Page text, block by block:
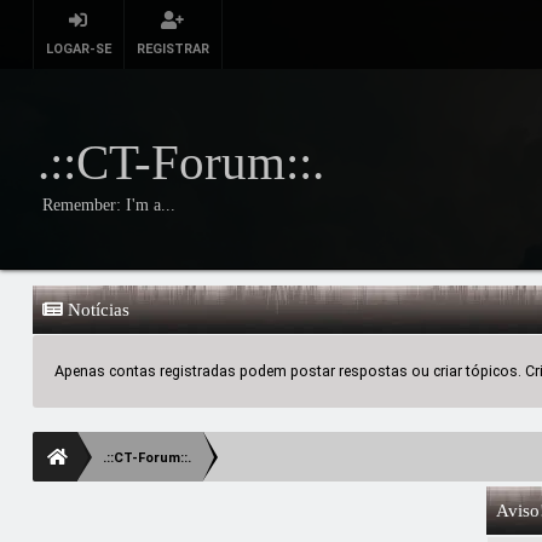
LOGAR-SE REGISTRAR
.::CT-Forum::.
Remember: I'm a...
Notícias
Apenas contas registradas podem postar respostas ou criar tópicos.
.::CT-Forum::.